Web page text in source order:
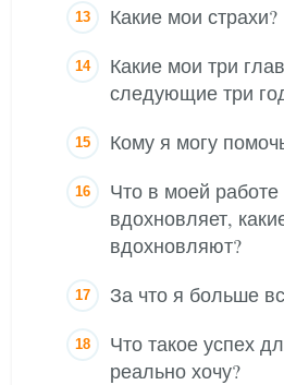
Какие мои страхи?
Какие мои три
следующие три
Кому я могу
Что в моей
вдохновляет,
вдохновляют?
За что я больше
Что такое успех
реально хочу?